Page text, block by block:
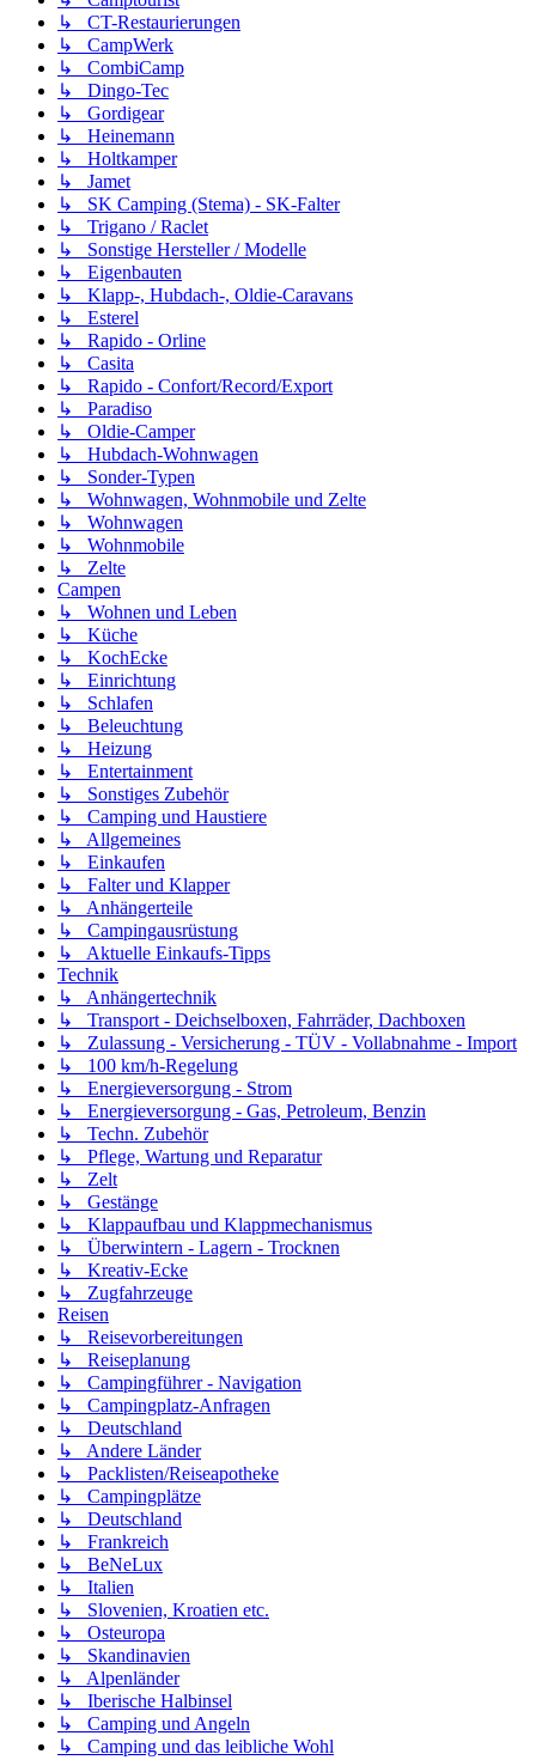
↳ CT-Restaurierungen
↳ CampWerk
↳ CombiCamp
↳ Dingo-Tec
↳ Gordigear
↳ Heinemann
↳ Holtkamper
↳ Jamet
↳ SK Camping (Stema) - SK-Falter
↳ Trigano / Raclet
↳ Sonstige Hersteller / Modelle
↳ Eigenbauten
↳ Klapp-, Hubdach-, Oldie-Caravans
↳ Esterel
↳ Rapido - Orline
↳ Casita
↳ Rapido - Confort/Record/Export
↳ Paradiso
↳ Oldie-Camper
↳ Hubdach-Wohnwagen
↳ Sonder-Typen
↳ Wohnwagen, Wohnmobile und Zelte
↳ Wohnwagen
↳ Wohnmobile
↳ Zelte
Campen
↳ Wohnen und Leben
↳ Küche
↳ KochEcke
↳ Einrichtung
↳ Schlafen
↳ Beleuchtung
↳ Heizung
↳ Entertainment
↳ Sonstiges Zubehör
↳ Camping und Haustiere
↳ Allgemeines
↳ Einkaufen
↳ Falter und Klapper
↳ Anhängerteile
↳ Campingausrüstung
↳ Aktuelle Einkaufs-Tipps
Technik
↳ Anhängertechnik
↳ Transport - Deichselboxen, Fahrräder, Dachboxen
↳ Zulassung - Versicherung - TÜV - Vollabnahme - Import
↳ 100 km/h-Regelung
↳ Energieversorgung - Strom
↳ Energieversorgung - Gas, Petroleum, Benzin
↳ Techn. Zubehör
↳ Pflege, Wartung und Reparatur
↳ Zelt
↳ Gestänge
↳ Klappaufbau und Klappmechanismus
↳ Überwintern - Lagern - Trocknen
↳ Kreativ-Ecke
↳ Zugfahrzeuge
Reisen
↳ Reisevorbereitungen
↳ Reiseplanung
↳ Campingführer - Navigation
↳ Campingplatz-Anfragen
↳ Deutschland
↳ Andere Länder
↳ Packlisten/Reiseapotheke
↳ Campingplätze
↳ Deutschland
↳ Frankreich
↳ BeNeLux
↳ Italien
↳ Slovenien, Kroatien etc.
↳ Osteuropa
↳ Skandinavien
↳ Alpenländer
↳ Iberische Halbinsel
↳ Camping und Angeln
↳ Camping und das leibliche Wohl